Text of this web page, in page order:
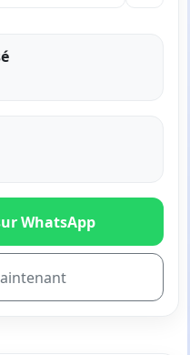
WhatsApp